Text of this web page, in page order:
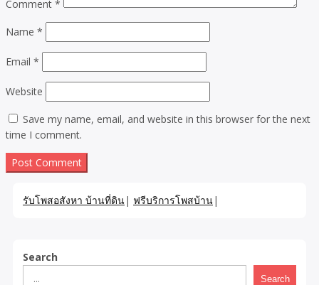
Comment *
Name *
Email *
Website
Save my name, email, and website in this browser for the next
time I comment.
รับโพสอสังหา บ้านที่ดิน| ฟรีบริการโพสบ้าน|
Search
Search